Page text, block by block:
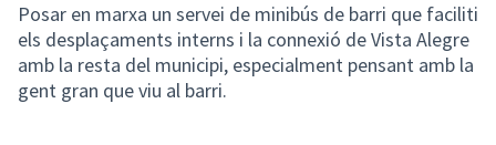
Posar en marxa un servei de minibús de barri que faciliti
els desplaçaments interns i la connexió de Vista Alegre
amb la resta del municipi, especialment pensant amb la
gent gran que viu al barri.